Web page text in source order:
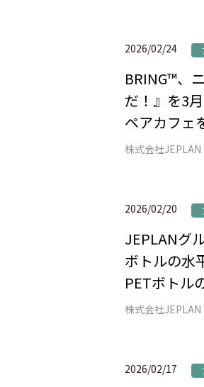
2026/02/24
BRING™、
だ！』を3
ペアカフェ
2026/02/20
JEPLANグ
ボトルの水
PETボトル
2026/02/17